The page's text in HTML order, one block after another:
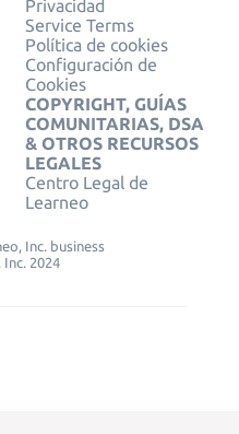
Privacidad
Service Terms
Política de cookies
Configuración de
Cookies
COPYRIGHT, GUÍAS
COMUNITARIAS, DSA
& OTROS RECURSOS
LEGALES
Centro Legal de
Learneo
Inc. business
2024